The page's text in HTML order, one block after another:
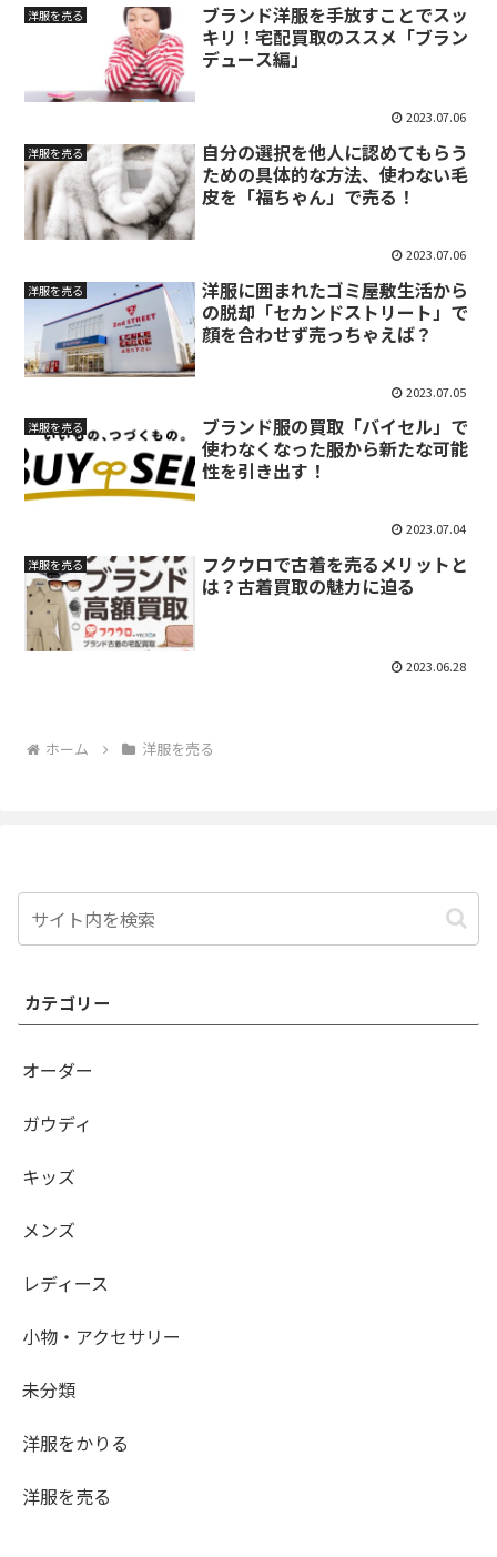
洋服を売る
ブランド洋服を手放すことでスッ
キリ！宅配買取のススメ「ブラン
デュース編」
2023.07.06
洋服を売る
自分の選択を他人に認めてもらう
ための具体的な方法、使わない毛
皮を「福ちゃん」で売る！
2023.07.06
洋服を売る
洋服に囲まれたゴミ屋敷生活から
の脱却「セカンドストリート」で
顔を合わせず売っちゃえば？
2023.07.05
洋服を売る
ブランド服の買取「バイセル」で
使わなくなった服から新たな可能
性を引き出す！
2023.07.04
洋服を売る
フクウロで古着を売るメリットと
は？古着買取の魅力に迫る
2023.06.28
ホーム 洋服を売る
カテゴリー
オーダー
ガウディ
キッズ
メンズ
レディース
小物・アクセサリー
未分類
洋服をかりる
洋服を売る